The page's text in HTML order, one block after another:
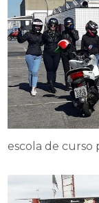
escola de curso